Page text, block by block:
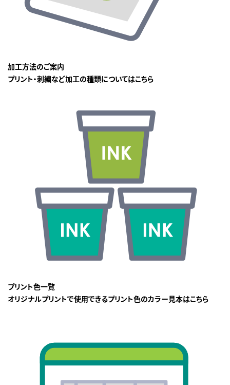
加工方法のご案内
プリント・刺繍など加工の種類についてはこちら
プリント色一覧
オリジナルプリントで使用できるプリント色のカラー見本はこちら